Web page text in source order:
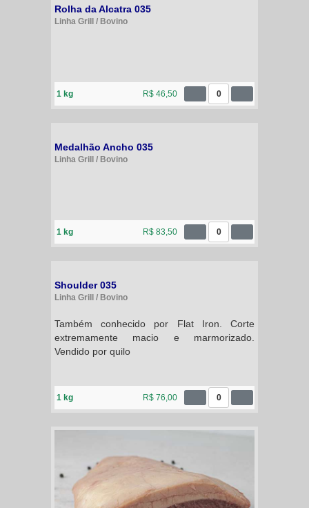
Rolha da Alcatra 035
Linha Grill / Bovino
1 kg R$ 46,50 0
Medalhão Ancho 035
Linha Grill / Bovino
1 kg R$ 83,50 0
Shoulder 035
Linha Grill / Bovino
Também conhecido por Flat Iron. Corte
extremamente macio e marmorizado.
Vendido por quilo
1 kg R$ 76,00 0